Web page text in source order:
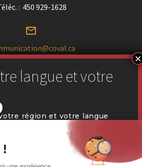
: 450 929-1628


détaillant près de chez vous
des détaillants
région et votre langue
sur notre site web.